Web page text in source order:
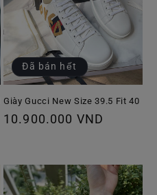
Đã bán hết
Giày Gucci New Size 39.5 Fit 40
Giá
10.900.000 VND